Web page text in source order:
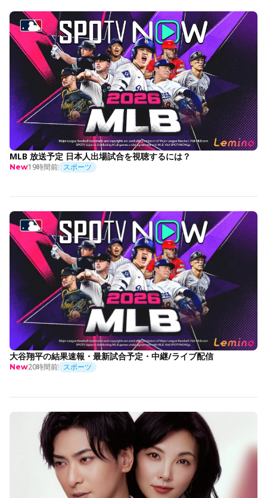
MLB 放送予定 日本人出場試合を視聴するには？
New19時間前 スポーツ
大谷翔平の結果速報・最新試合予定・中継/ライブ配信
New20時間前 スポーツ